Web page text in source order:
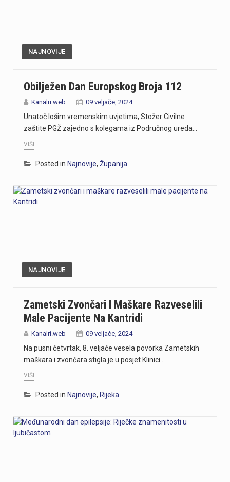
NAJNOVIJE
Obilježen Dan Europskog Broja 112
Kanalri.web 09 veljače, 2024
Unatoč lošim vremenskim uvjetima, Stožer Civilne
zaštite PGŽ zajedno s kolegama iz Područnog ureda…
VIŠE
Posted in Najnovije, Županija
NAJNOVIJE
Zametski Zvončari I Maškare Razveselili
Male Pacijente Na Kantridi
Kanalri.web 09 veljače, 2024
Na pusni četvrtak, 8. veljače vesela povorka Zametskih
maškara i zvončara stigla je u posjet Klinici…
VIŠE
Posted in Najnovije, Rijeka